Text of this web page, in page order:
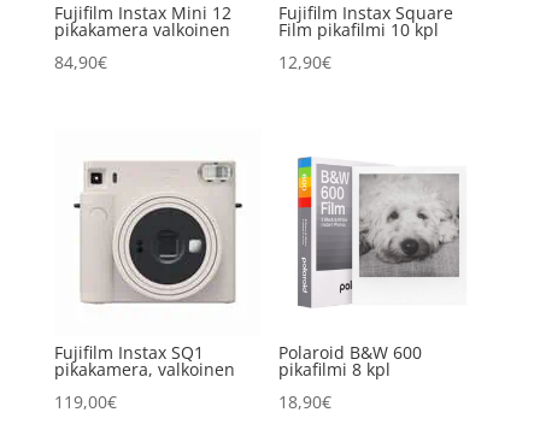
Fujifilm Instax Mini 12
pikakamera valkoinen
84,90€
Fujifilm Instax Square
Film pikafilmi 10 kpl
12,90€
Fujifilm Instax SQ1
pikakamera, valkoinen
119,00€
Polaroid B&W 600
pikafilmi 8 kpl
18,90€